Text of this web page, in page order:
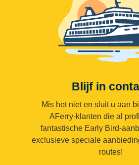
Blijf in
Mis het niet en sluit u aan
AFerry-klanten die al
fantastische Early Bird-
exclusieve speciale
routes!